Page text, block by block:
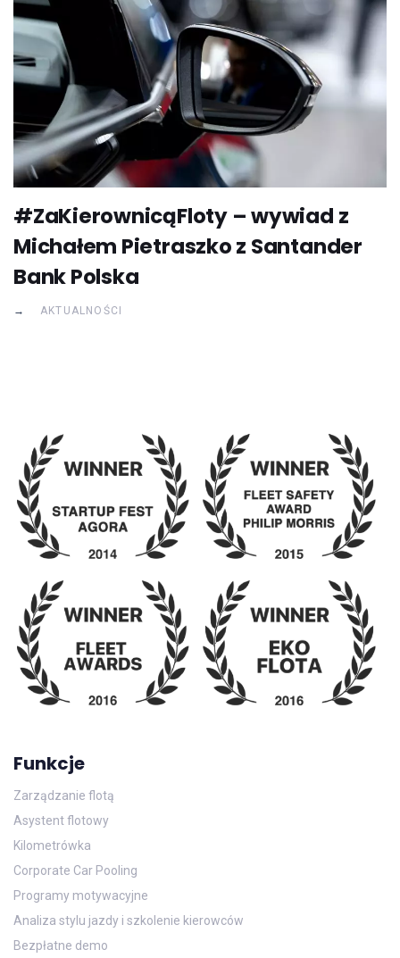
#ZaKierownicąFloty – wywiad z
Michałem Pietraszko z Santander
Bank Polska
AKTUALNOŚCI
Funkcje
Zarządzanie flotą
Asystent flotowy
Kilometrówka
Corporate Car Pooling
Programy motywacyjne
Analiza stylu jazdy i szkolenie kierowców
Bezpłatne demo